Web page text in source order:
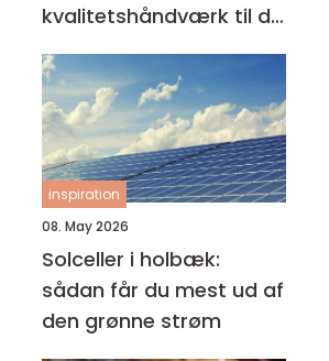
kvalitetshåndværk til dit
næste projekt
inspiration
08. May 2026
Solceller i holbæk:
sådan får du mest ud af
den grønne strøm